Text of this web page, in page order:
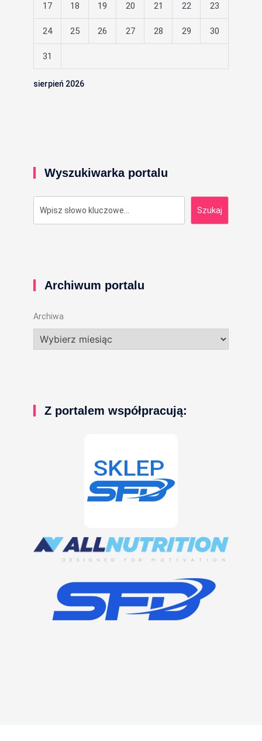
sierpień 2026
17 18 19 20 21 22 23
24 25 26 27 28 29 30
31
Wyszukiwarka portalu
Szukaj
Archiwum portalu
Archiwa
Z portalem współpracują: